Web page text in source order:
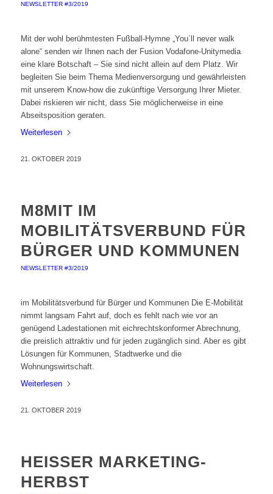
NEWSLETTER #3/2019
Mit der wohl berühmtesten Fußball-Hymne „You`ll never walk
alone“ senden wir Ihnen nach der Fusion Vodafone-Unitymedia
eine klare Botschaft – Sie sind nicht allein auf dem Platz. Wir
begleiten Sie beim Thema Medienversorgung und gewährleisten
mit unserem Know-how die zukünftige Versorgung Ihrer Mieter.
Dabei riskieren wir nicht, dass Sie möglicherweise in eine
Abseitsposition geraten.
Weiterlesen
21. OKTOBER 2019
M8MIT IM
MOBILITÄTSVERBUND FÜR
BÜRGER UND KOMMUNEN
NEWSLETTER #3/2019
im Mobilitätsverbund für Bürger und Kommunen Die E-Mobilität
nimmt langsam Fahrt auf, doch es fehlt nach wie vor an
genügend Ladestationen mit eichrechtskonformer Abrechnung,
die preislich attraktiv und für jeden zugänglich sind. Aber es gibt
Lösungen für Kommunen, Stadtwerke und die
Wohnungswirtschaft.
Weiterlesen
21. OKTOBER 2019
HEISSER MARKETING-H
ERBST